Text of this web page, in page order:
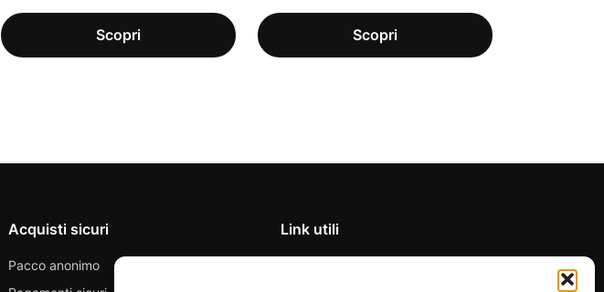
Acquisti sicuri
Pacco anonimo
Link utili